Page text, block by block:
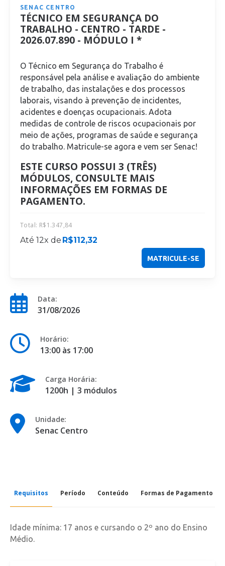
SENAC CENTRO
TÉCNICO EM SEGURANÇA DO
TRABALHO - CENTRO - TARDE -
2026.07.890 - MÓDULO I *
O Técnico em Segurança do Trabalho é
responsável pela análise e avaliação do ambiente
de trabalho, das instalações e dos processos
laborais, visando à prevenção de incidentes,
acidentes e doenças ocupacionais. Adota
medidas de controle de riscos ocupacionais por
meio de ações, programas de saúde e segurança
do trabalho. Matricule-se agora e vem ser Senac!
ESTE CURSO POSSUI 3 (TRÊS)
MÓDULOS, CONSULTE MAIS
INFORMAÇÕES EM FORMAS DE
PAGAMENTO.
Total: R$1.347,84
Até 12x de R$112,32
MATRICULE-SE
Data:
31/08/2026
Horário:
13:00 às 17:00
Carga Horária:
1200h | 3 módulos
Unidade:
Senac Centro
Requisitos Período Conteúdo Formas de Pagamento
Idade mínima: 17 anos e cursando o 2º ano do Ensino
Médio.